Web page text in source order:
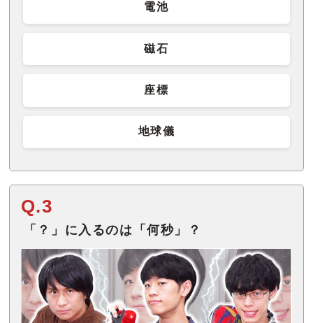
電池
磁石
座標
地球儀
Q.3
「？」に入るのは「何秒」？